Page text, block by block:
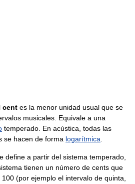
cent es la menor unidad usual que se
musicales. Equivale a una
temperado. En acústica, todas las
se hacen de forma logarítmica.
define a partir del sistema temperado,
tienen un número de cents que
(por ejemplo el intervalo de quinta,